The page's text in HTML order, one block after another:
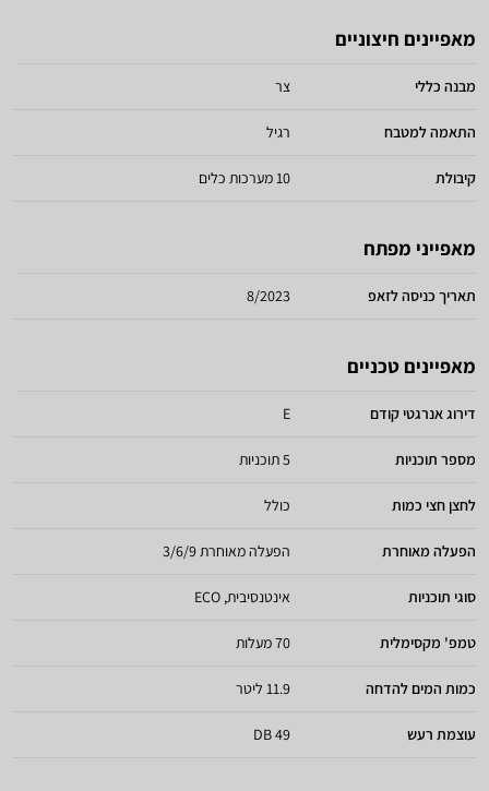
מאפיינים חיצוניים
מבנה כללי צר
התאמה למטבח רגיל
קיבולת 10 מערכות כלים
מאפייני מפתח
תאריך כניסה לזאפ 8/2023
מאפיינים טכניים
דירוג אנרגטי קודם E
מספר תוכניות 5 תוכניות
לחצן חצי כמות כולל
הפעלה מאוחרת הפעלה מאוחרת 3/6/9
סוגי תוכניות אינטנסיבית, ECO
טמפ' מקסימלית 70 מעלות
כמות המים להדחה 11.9 ליטר
עוצמת רעש 49 DB